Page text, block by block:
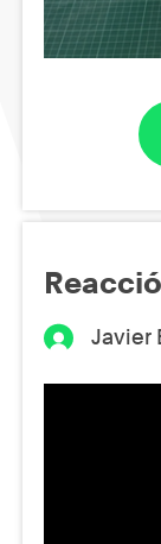
Javier